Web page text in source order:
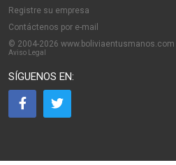
Registre su empresa
Contáctenos por e-mail
© 2004-2026 www.boliviaentusmanos.com
Aviso Legal
SÍGUENOS EN: